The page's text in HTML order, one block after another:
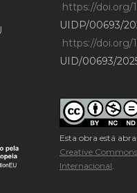
https://doi.org/
UIDP/00693/
https://doi.org/
UID/00693/
Esta obra está
Creative
Internacional.